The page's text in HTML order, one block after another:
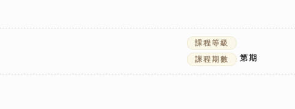
課程等級
課程期數
第期